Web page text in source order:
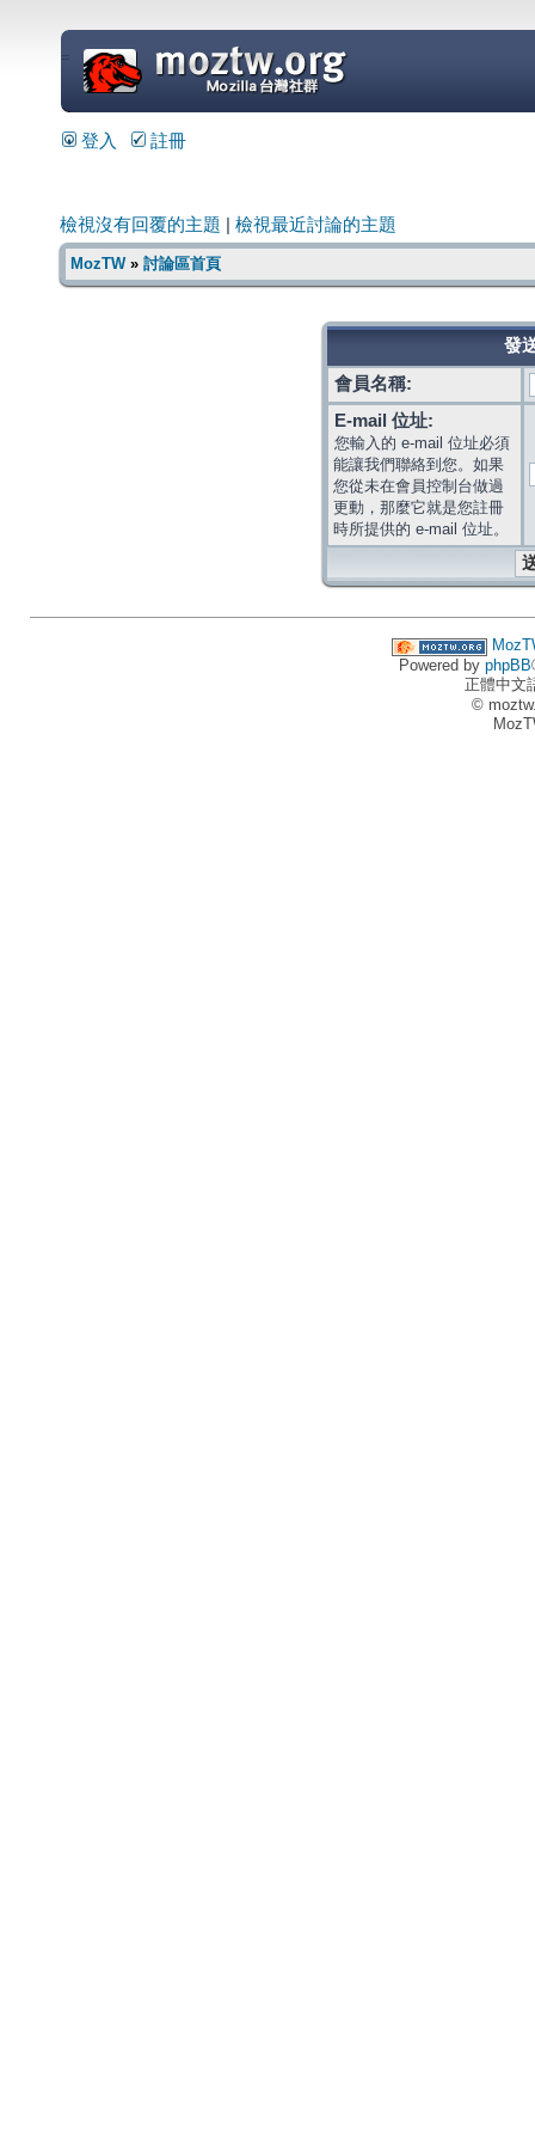
=
登入 註冊
檢視沒有回覆的主題 檢視最近討論的主題
MozTW» 討論區首頁
發
會員名稱:
E-mail 位址:
您輸入的 e-mail 位址必須
能讓我們聯絡到您。如果
您從未在會員控制台做過
更動，那麼它就是您註冊
時所提供的 e-mail 位址。
Powered by phpBB
正體中文
©